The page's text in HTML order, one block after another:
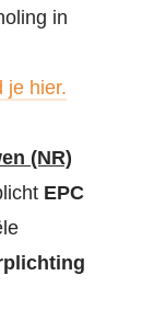
in
je hier.
(NR)
EPC